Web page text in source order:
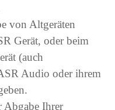
von Altgeräten
Gerät, oder beim
(auch
Audio oder ihrem
Abgabe Ihrer